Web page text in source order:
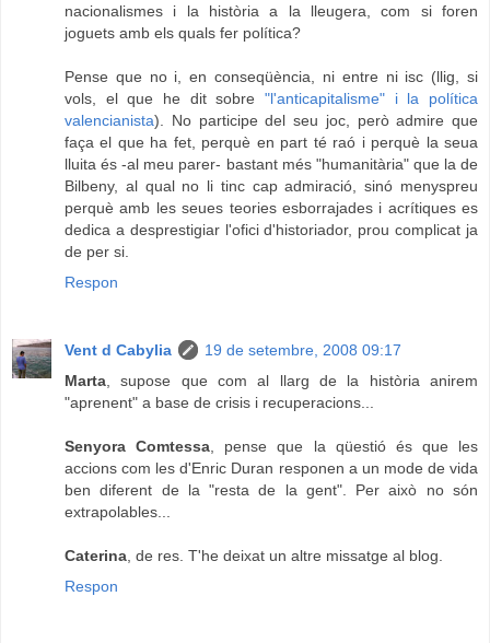
nacionalismes i la història a la lleugera, com si foren
joguets amb els quals fer política?
Pense que no i, en conseqüència, ni entre ni isc (llig, si
vols, el que he dit sobre "l'anticapitalisme" i la política
valencianista). No participe del seu joc, però admire que
faça el que ha fet, perquè en part té raó i perquè la seua
lluita és -al meu parer- bastant més "humanitària" que la de
Bilbeny, al qual no li tinc cap admiració, sinó menyspreu
perquè amb les seues teories esborrajades i acrítiques es
dedica a desprestigiar l'ofici d'historiador, prou complicat ja
de per si.
Respon
Vent d Cabylia
19 de setembre, 2008 09:17
Marta , supose que com al llarg de la història anirem
"aprenent" a base de crisis i recuperacions...
Senyora Comtessa , pense que la qüestió és que les
accions com les d'Enric Duran responen a un mode de vida
ben diferent de la "resta de la gent". Per això no són
extrapolables...
Caterina , de res. T'he deixat un altre missatge al blog.
Respon